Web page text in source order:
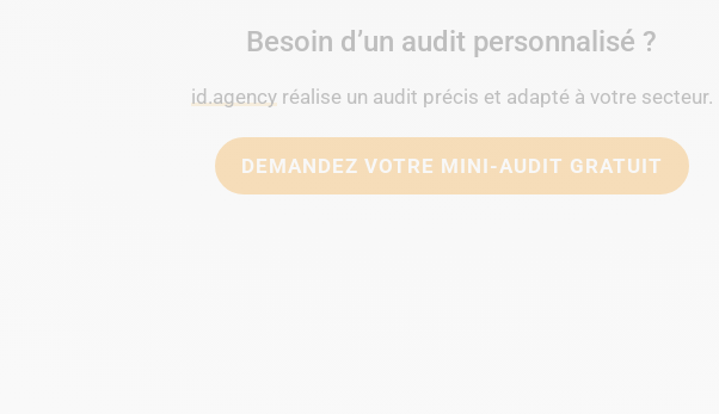
Besoin d’un audit personnalisé ?
id.agencyréalise un audit précis et adapté à votre secteur.
DEMANDEZ VOTRE MINI-AUDIT GRATUIT